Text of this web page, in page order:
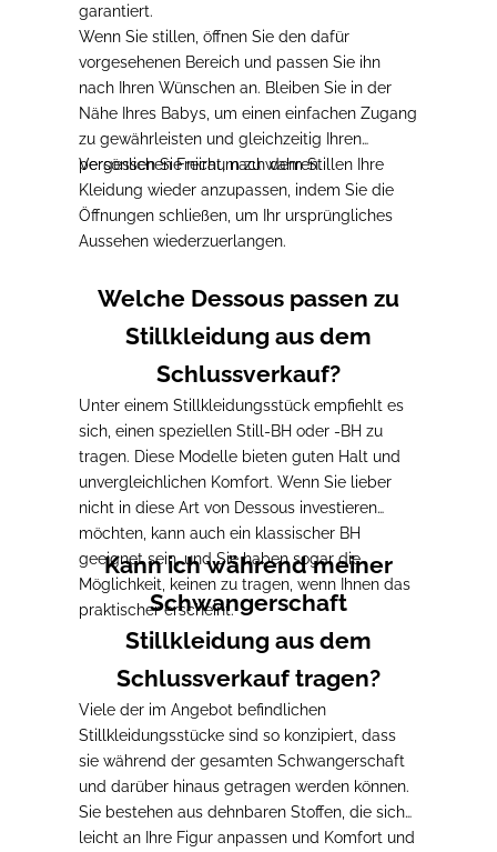
garantiert.
Wenn Sie stillen, öffnen Sie den dafür
vorgesehenen Bereich und passen Sie ihn
nach Ihren Wünschen an. Bleiben Sie in der
Nähe Ihres Babys, um einen einfachen Zugang
zu gewährleisten und gleichzeitig Ihren
persönlichen Freiraum zu wahren.
Vergessen Sie nicht, nach dem Stillen Ihre
Kleidung wieder anzupassen, indem Sie die
Öffnungen schließen , um Ihr ursprüngliches
Aussehen wiederzuerlangen.
Welche Dessous passen zu
Stillkleidung aus dem
Schlussverkauf?
Unter einem Stillkleidungsstück empfiehlt es
sich, einen speziellen Still-BH oder -BH zu
tragen. Diese Modelle bieten guten Halt und
unvergleichlichen Komfort. Wenn Sie lieber
nicht in diese Art von Dessous investieren
möchten, kann auch ein klassischer BH
geeignet sein, und Sie haben sogar die
Möglichkeit, keinen zu tragen, wenn Ihnen das
praktischer erscheint.
Kann ich während meiner
Schwangerschaft
Stillkleidung aus dem
Schlussverkauf tragen?
Viele der im Angebot befindlichen
Stillkleidungsstücke sind so konzipiert, dass
sie während der gesamten Schwangerschaft
und darüber hinaus getragen werden können.
Sie bestehen aus dehnbaren Stoffen, die sich
leicht an Ihre Figur anpassen und Komfort und